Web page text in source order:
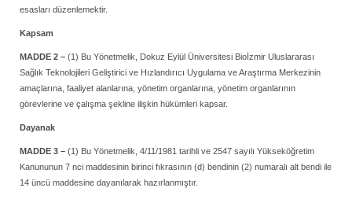
esasları düzenlemektir.
Kapsam
MADDE 2 – (1) Bu Yönetmelik, Dokuz Eylül Üniversitesi Bioİzmir Uluslararası
Sağlık Teknolojileri Geliştirici ve Hızlandırıcı Uygulama ve Araştırma Merkezinin
amaçlarına, faaliyet alanlarına, yönetim organlarına, yönetim organlarının
görevlerine ve çalışma şekline ilişkin hükümleri kapsar.
Dayanak
MADDE 3 – (1) Bu Yönetmelik, 4/11/1981 tarihli ve 2547 sayılı Yükseköğretim
Kanununun 7 nci maddesinin birinci fıkrasının (d) bendinin (2) numaralı alt bendi ile
14 üncü maddesine dayanılarak hazırlanmıştır.